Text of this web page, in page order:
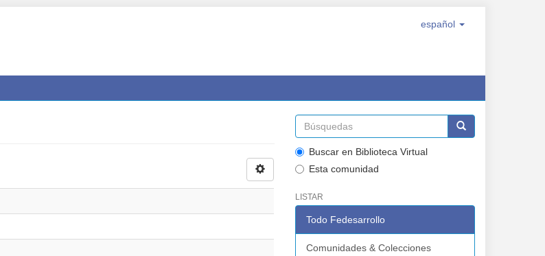
español
Buscar en Biblioteca Virtual
Esta comunidad
LISTAR
Todo Fedesarrollo
Comunidades & Colecciones